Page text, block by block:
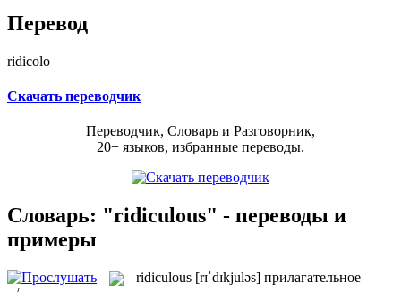
Перевод
ridicolo
Скачать переводчик
Переводчик, Словарь и Разговорник,
20+ языков, избранные переводы.
Словарь: "ridiculous" - переводы и
примеры
ridiculous [rɪˈdɪkjuləs] прилагательное